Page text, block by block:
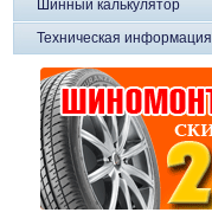
Шинный калькулятор
Техническая информация